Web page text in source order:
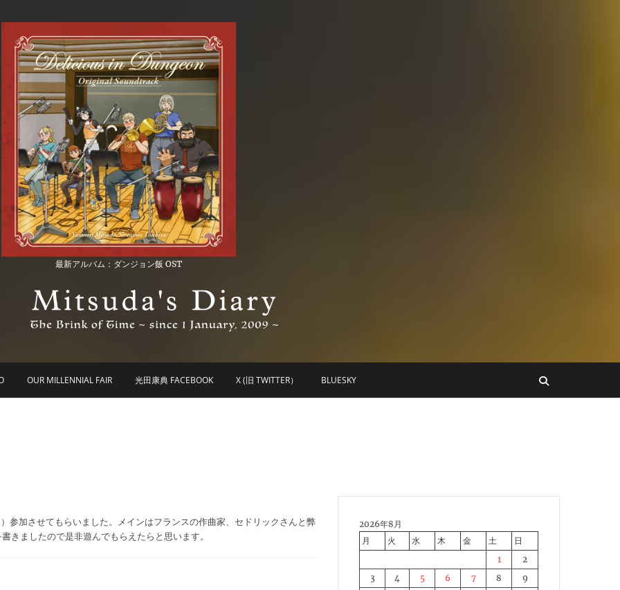
最新アルバム：ダンジョン飯 OST
Diary
OUR MILLENNIAL FAIR 光田康典 FACEBOOK X (旧 TWITTER） BLUESKY
加させてもらいました。メインはフランスの作曲家、セドリックさんと弊
きましたので是非遊んでもらえたらと思います。
2026年8月
月
火 水 木 金 土
日
1
2
3
4 5 6 7 8
9